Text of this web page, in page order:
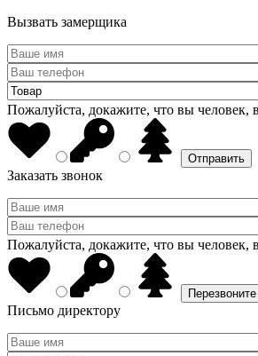
Вызвать замерщика
Пожалуйста, докажите, что вы человек,
Заказать звонок
Пожалуйста, докажите, что вы человек,
Письмо директору